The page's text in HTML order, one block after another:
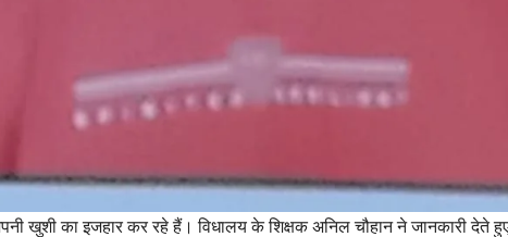
खुशी का इजहार कर रहे हैं। विधालय के शिक्षक अनिल चौहान ने जानकारी देते हुए